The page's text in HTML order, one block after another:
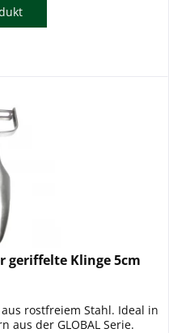
geriffelte Klinge 5cm
rostfreiem Stahl. Ideal in
aus der GLOBAL Serie.